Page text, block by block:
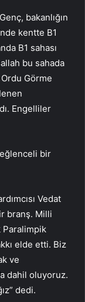
bakanlığın
kentte B1
B1 sahası
bu sahada
Ordu Görme
Engelliler
bir
Vedat
branş. Milli
Paralimpik
elde etti. Biz
ve
dahil oluyoruz.
dedi.